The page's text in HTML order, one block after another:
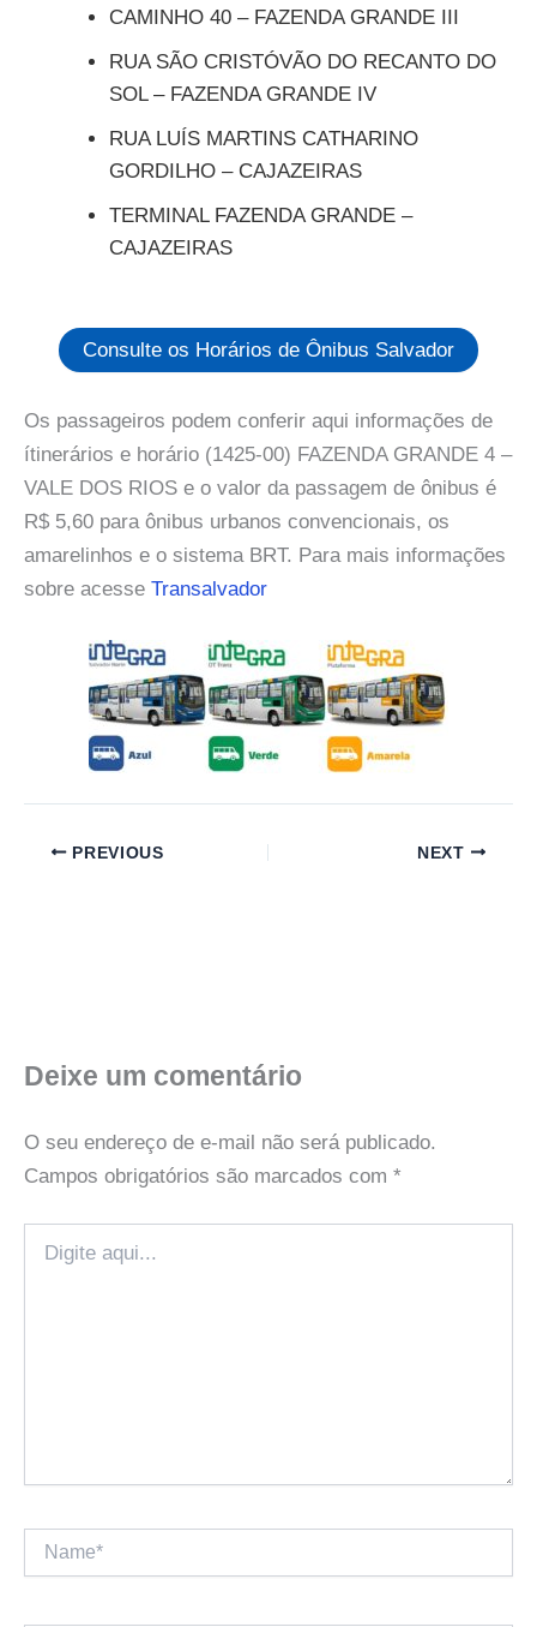
CAMINHO 40 – FAZENDA GRANDE III
RUA SÃO CRISTÓVÃO DO RECANTO DO
SOL – FAZENDA GRANDE IV
RUA LUÍS MARTINS CATHARINO
GORDILHO – CAJAZEIRAS
TERMINAL FAZENDA GRANDE –
CAJAZEIRAS
Consulte os Horários de Ônibus Salvador
Os passageiros podem conferir aqui informações de
ítinerários e horário (1425-00) FAZENDA GRANDE 4 –
VALE DOS RIOS e o valor da passagem de ônibus é
R$ 5,60 para ônibus urbanos convencionais, os
amarelinhos e o sistema BRT. Para mais informações
sobre acesse Transalvador
PREVIOUS NEXT
Deixe um comentário
O seu endereço de e-mail não será publicado.
Campos obrigatórios são marcados com *
aqui...